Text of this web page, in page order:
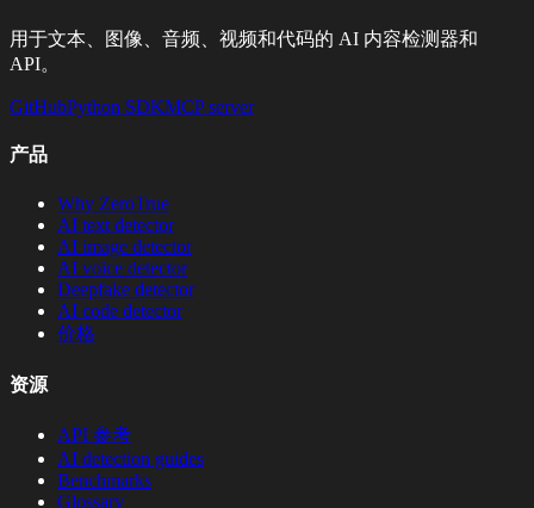
用于文本、图像、音频、视频和代码的 AI 内容检测器和
API。
GitHubPython SDKMCP server
产品
Why ZeroTrue
AI text detector
AI image detector
AI voice detector
Deepfake detector
AI code detector
价格
资源
API 参考
AI detection guides
Benchmarks
Glossary